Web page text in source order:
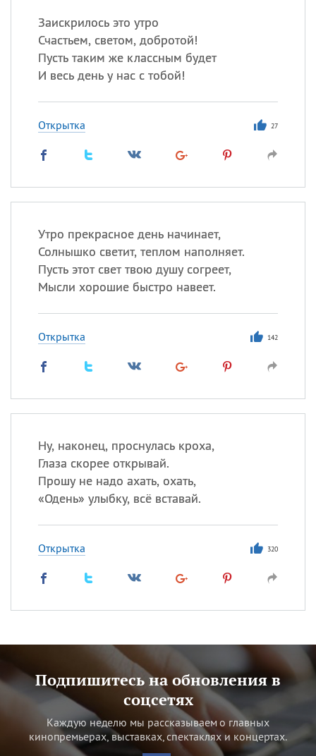
Заискрилось это утро
Счастьем, светом, добротой!
Пусть таким же классным будет
И весь день у нас с тобой!
Открытка 27
Утро прекрасное день начинает,
Солнышко светит, теплом наполняет.
Пусть этот свет твою душу согреет,
Мысли хорошие быстро навеет.
Открытка 142
Ну, наконец, проснулась кроха,
Глаза скорее открывай.
Прошу не надо ахать, охать,
«Одень» улыбку, всё вставай.
Открытка 320
Подпишитесь на обновления в
соцсетях
Каждую неделю мы рассказываем о главных
кинопремьерах, выставках, спектаклях и концертах.